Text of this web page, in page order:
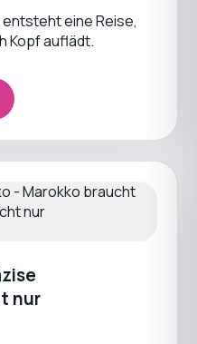
eine Reise,
Kopf auflädt.
nur